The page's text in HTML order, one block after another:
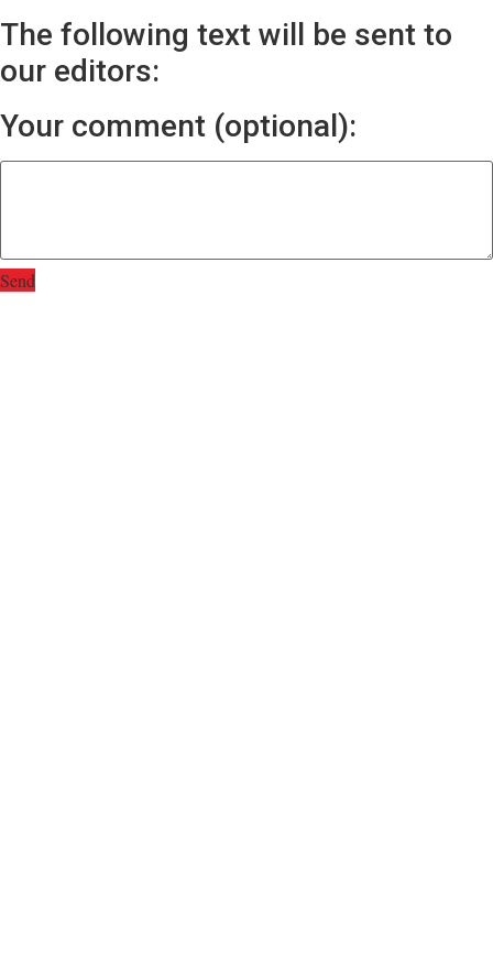
The following text will be sent to
our editors:
Your comment (optional):
Send